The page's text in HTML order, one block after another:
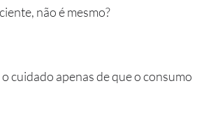
não é mesmo?
cuidado apenas de que o consumo